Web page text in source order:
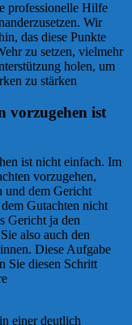
professionelle Hilfe
Wir
das diese Punkte
zu setzen, vielmehr
holen, um
zu stärken
vorzugehen ist
ist nicht einfach. Im
vorzugehen,
und dem Gericht
Gutachten nicht
Gericht ja den
also auch den
Diese Aufgabe
Sie diesen Schritt
einer deutlich